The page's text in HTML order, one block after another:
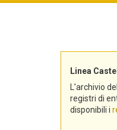
Linea
L’archivio
registri di
disponibili i